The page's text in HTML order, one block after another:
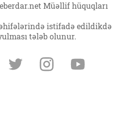
Müəllif hüquqları
istifadə edildikdə
tələb olunur.